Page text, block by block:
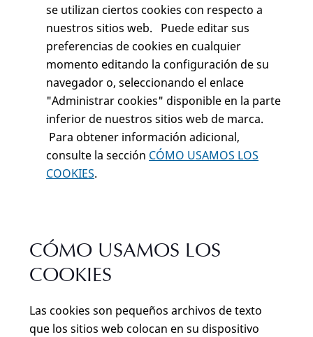
se utilizan ciertos cookies con respecto a
nuestros sitios web. Puede editar sus
preferencias de cookies en cualquier
momento editando la configuración de su
navegador o, seleccionando el enlace
"Administrar cookies" disponible en la parte
inferior de nuestros sitios web de marca.
Para obtener información adicional,
consulte la sección CÓMO USAMOS LOS
COOKIES.
CÓMO USAMOS LOS
COOKIES
Las cookies son pequeños archivos de texto
que los sitios web colocan en su dispositivo